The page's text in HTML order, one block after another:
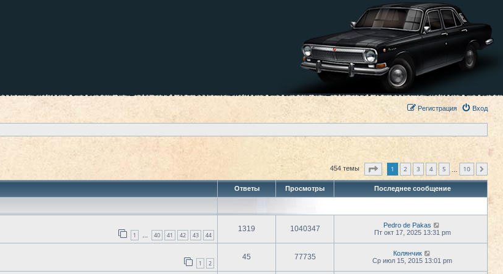
Вход
Регистрация
454 темы Страница из10
1 2 3 4 5 10
Ответы Просмотры Последнее сообщение
1 … 40 41 42 43 44
1319 1040347
Pedro de Pakas
Пт окт 17, 2025 13:31 pm
1 2
45 77735
Колянчик
Ср июл 15, 2015 13:01 pm